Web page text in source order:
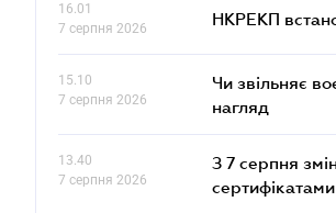
16.01
7 серпня 2026
НКРЕКП
15.10
7 серпня 2026
Чи звільняє
нагляд
13.40
7 серпня 2026
З 7 серпня
сертифікатами